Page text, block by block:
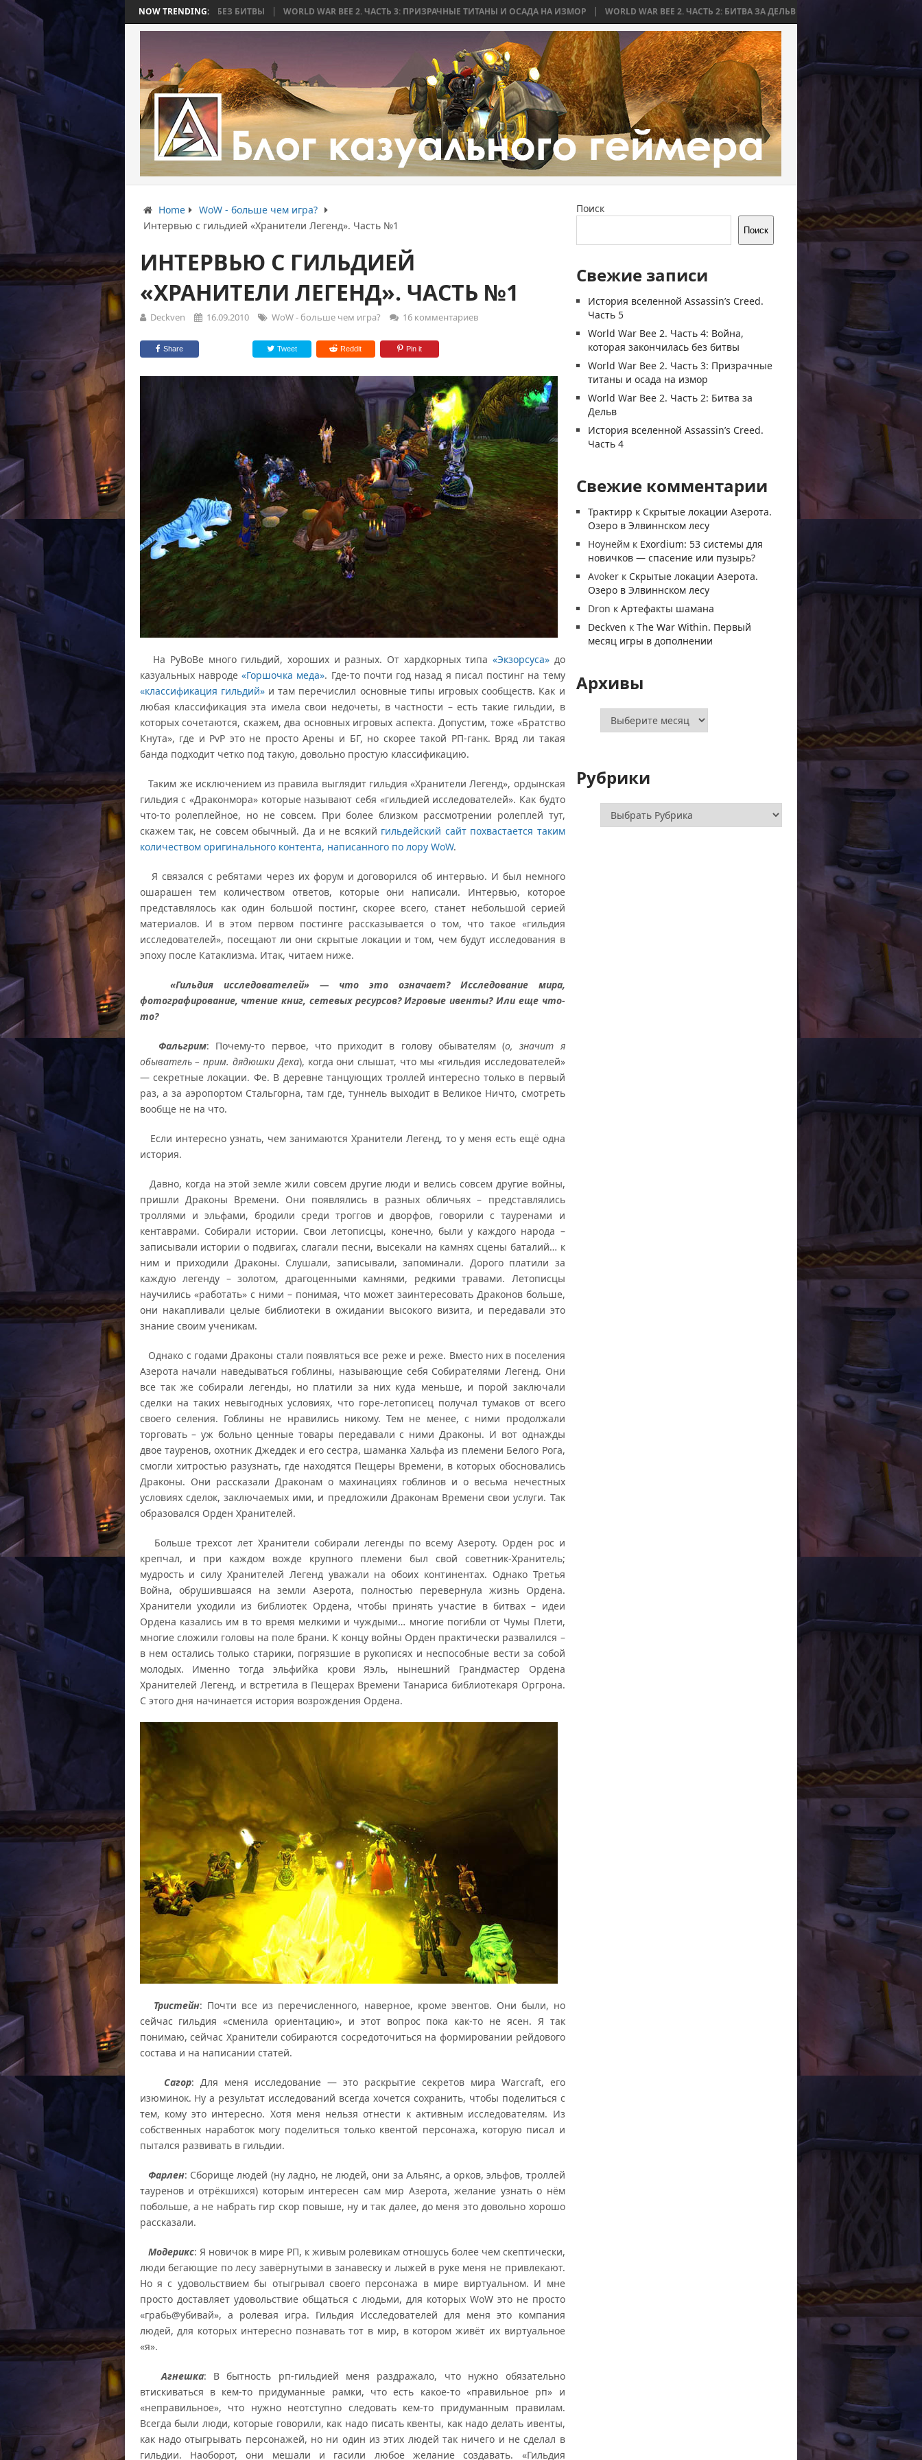
NOW TRENDING:
4: ВОЙНА, КОТОРАЯ ЗАКОНЧИЛАСЬ БЕЗ БИТВЫ WORLD WAR BEE 2. ЧАСТЬ 3: ПРИЗРАЧНЫЕ ТИТАНЫ И ОСАДА НА ИЗМОР WORLD WAR BEE 2. ЧАСТЬ 2: БИТВА ЗА ДЕЛЬВ WORLD WAR BEE 2. ЧАСТЬ 1:
Home
WoW - больше чем игра?
Интервью с гильдией «Хранители Легенд». Часть №1
ИНТЕРВЬЮ С ГИЛЬДИЕЙ
«ХРАНИТЕЛИ ЛЕГЕНД». ЧАСТЬ №1
Deckven 16.09.2010 WoW - больше чем игра? 16 комментариев
Share Tweet Reddit Pin it
На РуВоВе много гильдий, хороших и разных. От хардкорных типа «Экзорсуса»до
казуальных навроде«Горшочка меда». Где-то почти год назад я писал постинг на тему
«классификация гильдий»и там перечислил основные типы игровых сообществ. Как и
любая классификация эта имела свои недочеты, в частности – есть такие гильдии, в
которых сочетаются, скажем, два основных игровых аспекта. Допустим, тоже «Братство
Кнута», где и PvP это не просто Арены и БГ, но скорее такой РП-ганк. Вряд ли такая
банда подходит четко под такую, довольно простую классификацию.
Таким же исключением из правила выглядит гильдия «Хранители Легенд», ордынская
гильдия с «Драконмора» которые называют себя «гильдией исследователей». Как будто
что-то ролеплейное, но не совсем. При более близком рассмотрении ролеплей тут,
скажем так, не совсем обычный. Да и не всякий гильдейский сайт похвастается таким
количеством оригинального контента, написанного по лору WoW.
Я связался с ребятами через их форум и договорился об интервью. И был немного
ошарашен тем количеством ответов, которые они написали. Интервью, которое
представлялось как один большой постинг, скорее всего, станет небольшой серией
материалов. И в этом первом постинге рассказывается о том, что такое «гильдия
исследователей», посещают ли они скрытые локации и том, чем будут исследования в
эпоху после Катаклизма. Итак, читаем ниже.
«Гильдия исследователей» — что это означает? Исследование мира,
фотографирование, чтение книг, сетевых ресурсов? Игровые ивенты? Или еще что-
то?
Фальгрим: Почему-то первое, что приходит в голову обывателям (о, значит я
обыватель – прим. дядюшки Дека), когда они слышат, что мы «гильдия исследователей»
— секретные локации. Фе. В деревне танцующих троллей интересно только в первый
раз, а за аэропортом Стальгорна, там где, туннель выходит в Великое Ничто, смотреть
вообще не на что.
Если интересно узнать, чем занимаются Хранители Легенд, то у меня есть ещё одна
история.
Давно, когда на этой земле жили совсем другие люди и велись совсем другие войны,
пришли Драконы Времени. Они появлялись в разных обличьях – представлялись
троллями и эльфами, бродили среди троггов и дворфов, говорили с тауренами и
кентаврами. Собирали истории. Свои летописцы, конечно, были у каждого народа –
записывали истории о подвигах, слагали песни, высекали на камнях сцены баталий… к
ним и приходили Драконы. Слушали, записывали, запоминали. Дорого платили за
каждую легенду – золотом, драгоценными камнями, редкими травами. Летописцы
научились «работать» с ними – понимая, что может заинтересовать Драконов больше,
они накапливали целые библиотеки в ожидании высокого визита, и передавали это
знание своим ученикам.
Однако с годами Драконы стали появляться все реже и реже. Вместо них в поселения
Азерота начали наведываться гоблины, называющие себя Собирателями Легенд. Они
все так же собирали легенды, но платили за них куда меньше, и порой заключали
сделки на таких невыгодных условиях, что горе-летописец получал тумаков от всего
своего селения. Гоблины не нравились никому. Тем не менее, с ними продолжали
торговать – уж больно ценные товары передавали с ними Драконы. И вот однажды
двое тауренов, охотник Джеддек и его сестра, шаманка Хальфа из племени Белого Рога,
смогли хитростью разузнать, где находятся Пещеры Времени, в которых обосновались
Драконы. Они рассказали Драконам о махинациях гоблинов и о весьма нечестных
условиях сделок, заключаемых ими, и предложили Драконам Времени свои услуги. Так
образовался Орден Хранителей.
Больше трехсот лет Хранители собирали легенды по всему Азероту. Орден рос и
крепчал, и при каждом вожде крупного племени был свой советник-Хранитель;
мудрость и силу Хранителей Легенд уважали на обоих континентах. Однако Третья
Война, обрушившаяся на земли Азерота, полностью перевернула жизнь Ордена.
Хранители уходили из библиотек Ордена, чтобы принять участие в битвах – идеи
Ордена казались им в то время мелкими и чуждыми… многие погибли от Чумы Плети,
многие сложили головы на поле брани. К концу войны Орден практически развалился –
в нем остались только старики, погрязшие в рукописях и неспособные вести за собой
молодых. Именно тогда эльфийка крови Яэль, нынешний Грандмастер Ордена
Хранителей Легенд, и встретила в Пещерах Времени Танариса библиотекаря Оргрона.
С этого дня начинается история возрождения Ордена.
Тристейн: Почти все из перечисленного, наверное, кроме эвентов. Они были, но
сейчас гильдия «сменила ориентацию», и этот вопрос пока как-то не ясен. Я так
понимаю, сейчас Хранители собираются сосредоточиться на формировании рейдового
состава и на написании статей.
Сагор: Для меня исследование — это раскрытие секретов мира Warcraft, его
изюминок. Ну а результат исследований всегда хочется сохранить, чтобы поделиться с
тем, кому это интересно. Хотя меня нельзя отнести к активным исследователям. Из
собственных наработок могу поделиться только квентой персонажа, которую писал и
пытался развивать в гильдии.
Фарлен: Сборище людей (ну ладно, не людей, они за Альянс, а орков, эльфов, троллей
тауренов и отрёкшихся) которым интересен сам мир Азерота, желание узнать о нём
побольше, а не набрать гир скор повыше, ну и так далее, до меня это довольно хорошо
рассказали.
Модерикс: Я новичок в мире РП, к живым ролевикам отношусь более чем скептически,
люди бегающие по лесу завёрнутыми в занавеску и лыжей в руке меня не привлекают.
Но я с удовольствием бы отыгрывал своего персонажа в мире виртуальном. И мне
просто доставляет удовольствие общаться с людьми, для которых WoW это не просто
«грабь@убивай», а ролевая игра. Гильдия Исследователей для меня это компания
людей, для которых интересно познавать тот в мир, в котором живёт их виртуальное
«я».
Агнешка: В бытность рп-гильдией меня раздражало, что нужно обязательно
втискиваться в кем-то придуманные рамки, что есть какое-то «правильное рп» и
«неправильное», что нужно неотступно следовать кем-то придуманным правилам.
Всегда были люди, которые говорили, как надо писать квенты, как надо делать ивенты,
как надо отыгрывать персонажей, но ни один из этих людей так ничего и не сделал в
гильдии. Наоборот, они мешали и гасили любое желание создавать. «Гильдия
Поиск
Поиск
Свежие записи
История вселенной Assassin’s Creed.
Часть 5
World War Bee 2. Часть 4: Война,
которая закончилась без битвы
World War Bee 2. Часть 3: Призрачные
титаны и осада на измор
World War Bee 2. Часть 2: Битва за
Дельв
История вселенной Assassin’s Creed.
Часть 4
Свежие комментарии
Трактирр к Скрытые локации Азерота.
Озеро в Элвиннском лесу
Ноунейм к Exordium: 53 системы для
новичков — спасение или пузырь?
Avoker к Скрытые локации Азерота.
Озеро в Элвиннском лесу
Dron кАртефакты шамана
Deckven кThe War Within. Первый
месяц игры в дополнении
Архивы
Архивы
Рубрики
Рубрики